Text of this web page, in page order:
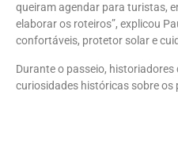
queiram agendar para turistas,
elaborar os roteiros”, explicou
confortáveis, protetor solar e
Durante o passeio,
curiosidades históricas sobre